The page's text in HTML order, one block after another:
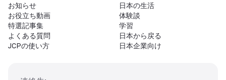
お知らせ
お役立ち動画
特選記事集
よくある質問
JCPの使い方
日本の生活
体験談
学習
日本から戻る
日本企業向け